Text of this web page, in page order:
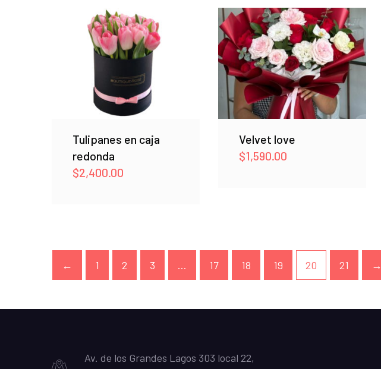
Tulipanes en caja
redonda
$2,400.00
Velvet love
$1,590.00
← 1 2 3 … 17 18 19 20 21 →
Av. de los Grandes Lagos 303 local 22,